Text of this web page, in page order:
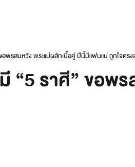
พรสมหวัง พระแม่ผลักเนื้อคู่ ปีนี้มีแฟนแน่ ถูกใจตรง
“5 ราศี” ขอพ